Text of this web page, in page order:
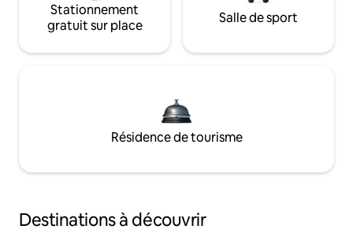
Stationnement
gratuit sur place
Salle de sport
Résidence de tourisme
Destinations à découvrir